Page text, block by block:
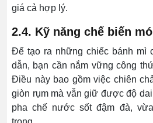
giá cả hợp lý.
2.4. Kỹ năng chế biến
Để tạo ra những chiếc bánh mì
dẫn, bạn cần nắm vững công
Điều này bao gồm việc chiên
giòn rụm mà vẫn giữ được độ
pha chế nước sốt đậm đà,